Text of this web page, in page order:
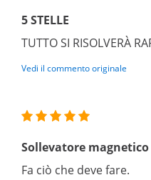
5 STELLE
TUTTO SI RISOLVERÀ
Vedi il commento originale
Sollevatore magnetico
Fa ciò che deve fare.